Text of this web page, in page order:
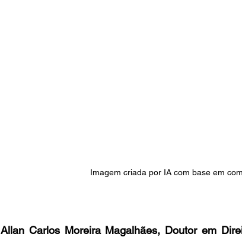
Imagem criada por IA com base em
Allan Carlos Moreira Magalhães, Doutor em